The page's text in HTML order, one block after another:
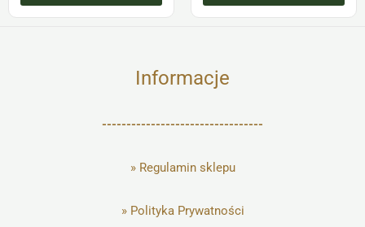
Informacje
---------------------------------
» Regulamin sklepu
» Polityka Prywatności